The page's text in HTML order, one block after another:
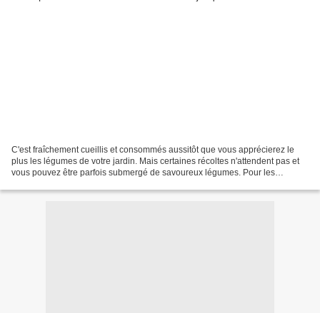
C'est fraîchement cueillis et consommés aussitôt que vous apprécierez le
plus les légumes de votre jardin. Mais certaines récoltes n'attendent pas et
vous pouvez être parfois submergé de savoureux légumes. Pour les